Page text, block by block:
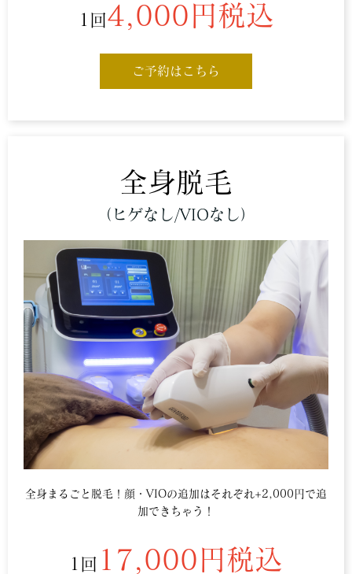
1回4,000円税込
ご予約はこちら
全身脱毛
（ヒゲなし/VIOなし）
全身まるごと脱毛！顔・VIOの追加はそれぞれ+2,000円で追
加できちゃう！
1回 17,000円税込